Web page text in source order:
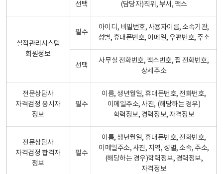
선택 (담당자)직위, 부서, 팩스
실적관리시스템
회원정보
필수
아이디, 비밀번호, 사용자이름, 소속기관,
성별, 휴대폰번호, 이메일, 우편번호, 주소
선택
사무실 전화번호, 팩스번호, 집 전화번호,
상세주소
전문상담사
자격검정 응시자
정보
필수
이름, 생년월일, 휴대폰번호, 전화번호,
이메일주소, 사진, (해당하는 경우)
학력정보, 경력정보, 자격정보
전문상담사
자격검정 합격자
정보
필수
이름, 생년월일, 휴대폰번호, 전화번호,
이메일주소, 사진, 지역, 성별, 소속, 주소,
(해당하는 경우)학력정보, 경력정보,
자격정보